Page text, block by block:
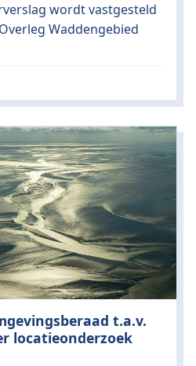
wordt vastgesteld
Waddengebied
t.a.v.
locatieonderzoek